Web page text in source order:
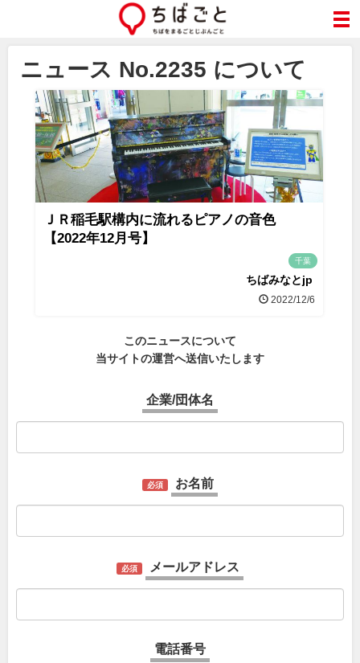
ニュース No.2235 について
ＪＲ稲毛駅構内に流れるピアノの音色
【2022年12月号】
千葉
ちばみなとjp
2022/12/6
このニュースについて
当サイトの運営へ送信いたします
企業/団体名
必須 お名前
必須 メールアドレス
電話番号